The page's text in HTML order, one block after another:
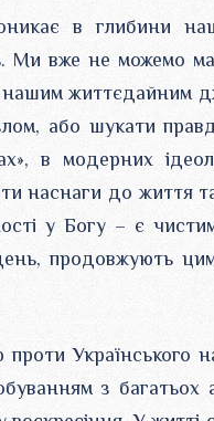
в глибини
Ми вже не можемо
нашим життєдайним
або шукати
в модерних
наснаги до життя
у Богу – є
продовжують
Українського
з багатьох